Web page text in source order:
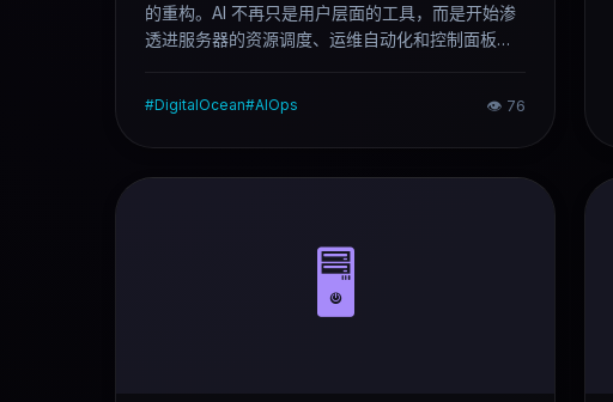
的重构。AI 不再只是用户层面的工具，而是开始渗
透进服务器的资源调度、运维自动化和控制面板本
发者和 AI 创业者快速倾斜。这篇文章从多个维度拆
解 2026 年 VPS 行业的真实变化，以及这些变化对
#DigitalOcean#AIOps 👁 76
🖥️